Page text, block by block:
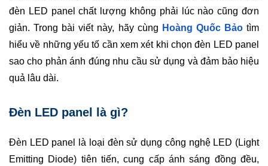
đèn LED panel chất lượng không phải lúc nào cũng đơn
giản. Trong bài viết này, hãy cùng Hoàng Quốc Bảotìm
hiểu về những yếu tố cần xem xét khi chọn đèn LED panel
sao cho phản ánh đúng nhu cầu sử dụng và đảm bảo hiệu
quả lâu dài.
Đèn LED panel là gì?
Đèn LED panel là loại đèn sử dụng công nghệ LED (Light
Emitting Diode) tiên tiến, cung cấp ánh sáng đồng đều,